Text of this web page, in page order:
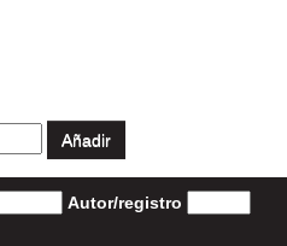
Autor/registro